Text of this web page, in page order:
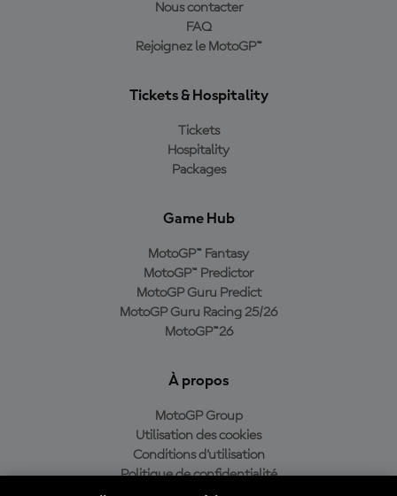
Nous contacter
FAQ
Rejoignez le MotoGP™
Tickets & Hospitality
Tickets
Hospitality
Packages
Game Hub
MotoGP™ Fantasy
MotoGP™ Predictor
MotoGP Guru Predict
MotoGP Guru Racing 25/26
MotoGP™26
À propos
MotoGP Group
Utilisation des cookies
Conditions d'utilisation
Politique de confidentialité